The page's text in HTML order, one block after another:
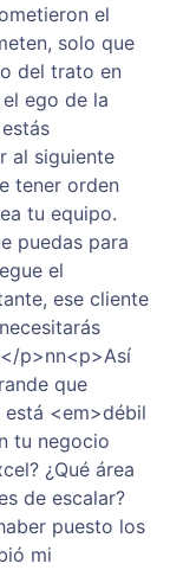
el
solo que
del trato en
ego de la
al siguiente
tener orden
tu equipo.
puedas para
el
ese cliente
p>nn<p>Así
que
está <em>débil
tu negocio
¿Qué área
de escalar?
puesto los
mi